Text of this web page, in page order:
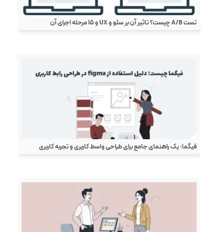
تست A/B چیست؟ تاثیر آن بر سئو و UX و ۱۵ مرحله اجرای آن
فیگما: یک راهنمای جامع برای طراحی واسط کاربری و تجربه کاربری